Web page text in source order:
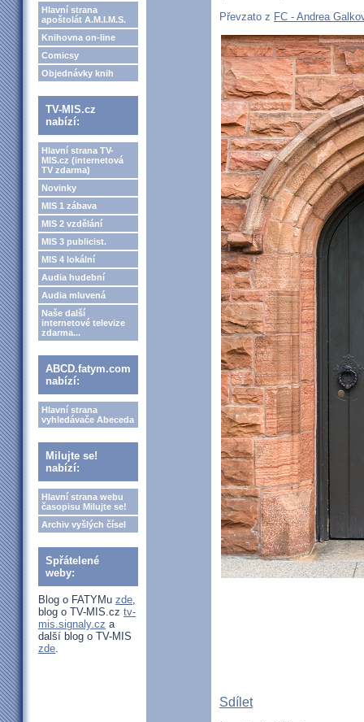
Hlavní strana
apoštolát A.M.I.M.S.
Knihovna on-line
Comicsy
Objednávky knih
TV-MIS.cz
nabízí:
Hlavní strana TV-
MIS.cz (internetová
TV zdarma)
Novinky
MIS 1 zábava
MIS 2 vzdělání
MIS 3 publicist.
MIS 4 lokální
Audia hudební
Audia mluvená
Naše další
internetové televize
zdarma...
ABCD.fatym.com
nabízí:
Hlavní strana
vyhledávače Abeceda
Milujte se!
nabízí:
Hlavní strana webu
časopisu Milujte se!
Archiv vyšlých čísel
Spřátelené
weby:
Blog o FATYMu zde,
blog o TV-MIS.cz tv-
mis.signaly.cz a
další blog o TV-MIS
zde.
Převzato z FC - Andrea
Sdílet